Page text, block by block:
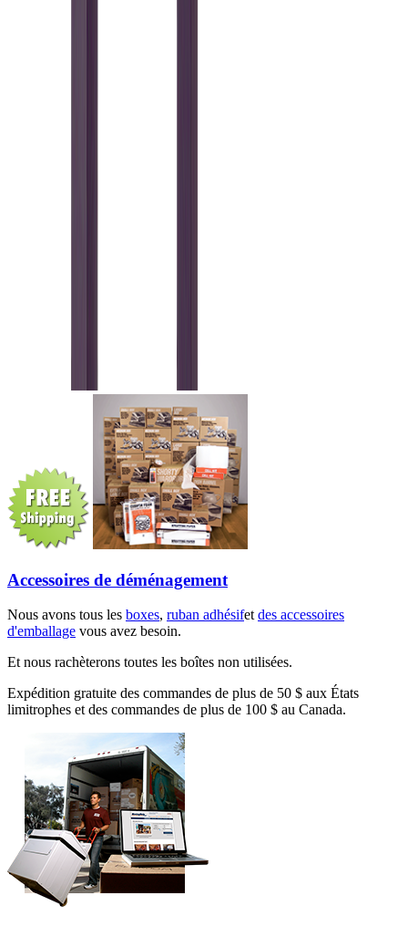
Accessoires de déménagement
Nous avons tous les boxes, ruban adhésifet des accessoires
d'emballage vous avez besoin.
Et nous rachèterons toutes les boîtes non utilisées.
Expédition gratuite des commandes de plus de 50 $ aux États
limitrophes et des commandes de plus de 100 $ au Canada.